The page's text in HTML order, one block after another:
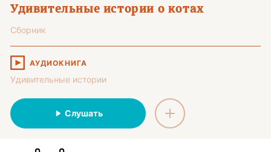
Удивительные истории о котах
Сборник
АУДИОКНИГА
Удивительные истории
Слушать